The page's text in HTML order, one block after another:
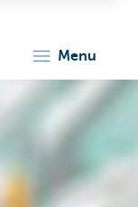
menu